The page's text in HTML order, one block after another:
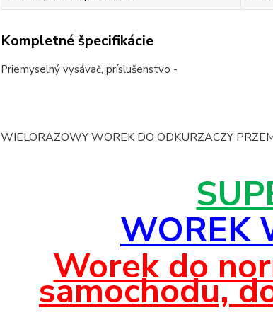
Kompletné špecifikácie
Priemyselný vysávač, príslušenstvo -
WIELORAZOWY WOREK DO ODKURZACZY
WOREK
Worek do
samochodu,